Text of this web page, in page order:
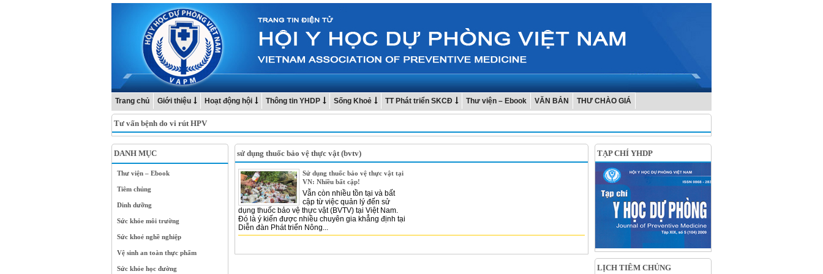
Trang chủ Giới thiệu Hoạt động hội Thông tin YHDP Sống Khoẻ TT Phát triển SKCĐ Thư viện – Ebook VĂN BẢN THƯ CHÀO GIÁ
Tư vấn bệnh do vi rút HPV
DANH MỤC
Thư viện – Ebook
Tiêm chủng
Dinh dưỡng
Sức khỏe môi trường
Sức khoẻ nghề nghiệp
Vệ sinh an toàn thực phẩm
Sức khỏe học đường
sử dụng thuốc bảo vệ thực vật (bvtv)
Sử dụng thuốc bảo vệ thực vật tại
VN: Nhiều bất cập!
Vẫn còn nhiều tồn tại và bất
cập từ việc quản lý đến sử
dụng thuốc bảo vệ thực vật (BVTV) tại Việt Nam.
Đó là ý kiến được nhiều chuyên gia khẳng định tại
Diễn đàn Phát triển Nông...
TẠP CHÍ YHDP
LỊCH TIÊM CHỦNG